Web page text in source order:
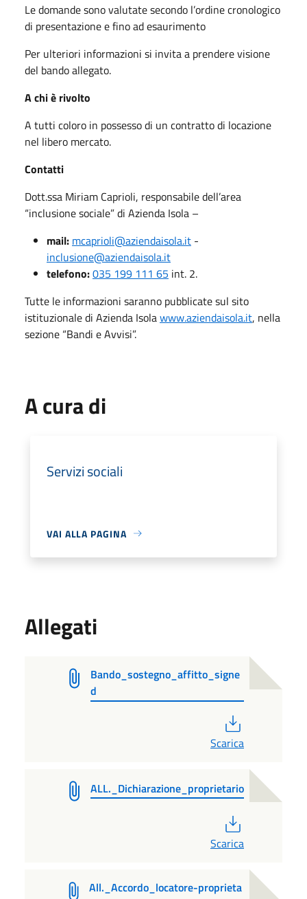
Le domande sono valutate secondo l’ordine cronologico
di presentazione e fino ad esaurimento
Per ulteriori informazioni si invita a prendere visione
del bando allegato.
A chi è rivolto
A tutti coloro in possesso di un contratto di locazione
nel libero mercato.
Contatti
Dott.ssa Miriam Caprioli, responsabile dell’area
“inclusione sociale” di Azienda Isola –
mail: mcaprioli@aziendaisola.it -
inclusione@aziendaisola.it
telefono:035 199 111 65 int. 2.
Tutte le informazioni saranno pubblicate sul sito
istituzionale di Azienda Isolawww.aziendaisola.it, nella
sezione “Bandi e Avvisi”.
A cura di
Servizi sociali
VAI ALLA PAGINA
Allegati
Bando_sostegno_affitto_signe
d
Scarica
ALL._Dichiarazione_proprietario
Scarica
All._Accordo_locatore-proprieta